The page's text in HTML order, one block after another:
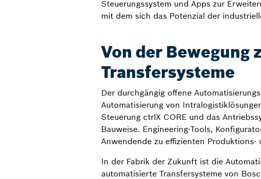
Steuerungssystem und Apps zur
mit dem sich das Potenzial der
Von der
Transfersysteme
Der durchgängig offene
Automatisierung von
Steuerung ctrlX CORE und das
Bauweise. Engineering-Tools,
Anwendende zu effizienten
In der Fabrik der Zukunft ist die
automatisierte Transfersysteme von